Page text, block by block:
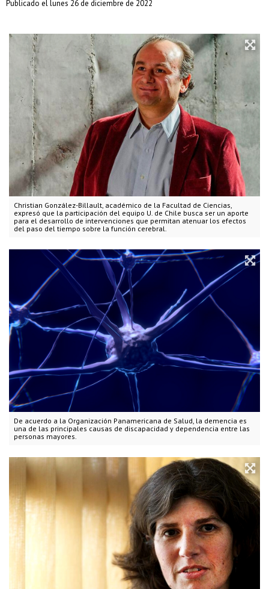
Christian González-Billault, académico de la Facultad de Ciencias,
expresó que la participación del equipo U. de Chile busca ser un aporte
para el desarrollo de intervenciones que permitan atenuar los efectos
del paso del tiempo sobre la función cerebral.
De acuerdo a la Organización Panamericana de Salud, la demencia es
una de las principales causas de discapacidad y dependencia entre las
personas mayores.
Publicado el lunes 26 de diciembre de 2022